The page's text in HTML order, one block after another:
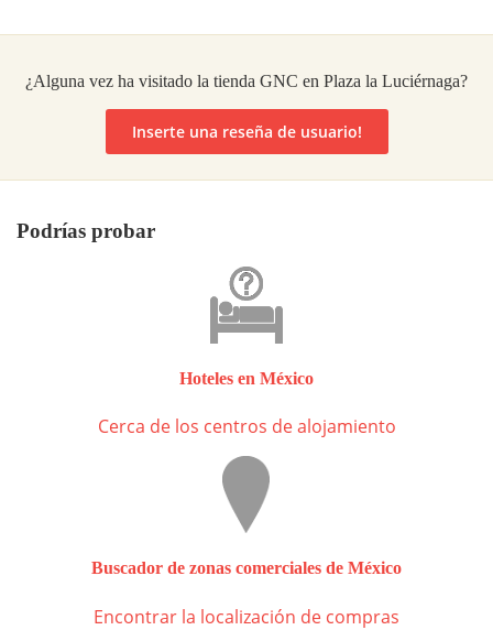
¿Alguna vez ha visitado la tienda GNC en Plaza la Luciérnaga?
Inserte una reseña de usuario!
Podrías probar
Hoteles en México
Cerca de los centros de alojamiento
Buscador de zonas comerciales de México
Encontrar la localización de compras